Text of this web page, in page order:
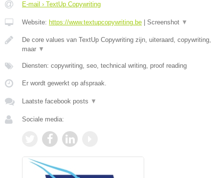
E-mail › TextUp Copywriting
Website: https://www.textupcopywriting.be Screenshot ▼
De core values van TextUp Copywriting zijn, uiteraard, copywriting,
maar ▼
Diensten: copywriting, seo, technical writing, proof reading
Er wordt gewerkt op afspraak.
Laatste facebook posts ▼
Sociale media: